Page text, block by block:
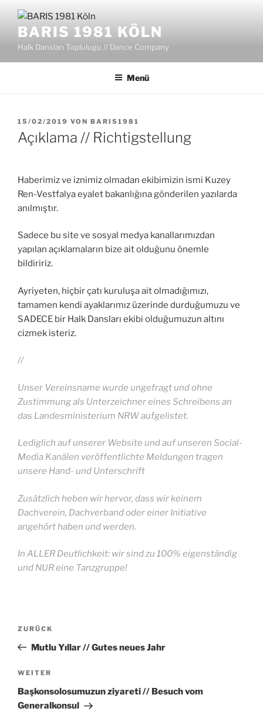
Inhalt
springenBARIS 1981 KÖLN
Halk Dansları Toplulugu // Dance Company
Menü
VERÖFFENTLICHT
AM
15/02/2019 VON BARIS1981
Açıklama // Richtigstellung
Haberimiz ve iznimiz olmadan ekibimizin ismi Kuzey
Ren-Vestfalya eyalet bakanlığına gönderilen yazılarda
anılmıştır.
Sadece bu site ve sosyal medya kanallarımızdan
yapılan açıklamaların bize ait olduğunu önemle
bildiririz.
Ayriyeten, hiçbir çatı kuruluşa ait olmadığımızı,
tamamen kendi ayaklarımız üzerinde durduğumuzu ve
SADECE bir Halk Dansları ekibi olduğumuzun altını
cizmek isteriz.
//
Unser Vereinsname wurde ungefragt und ohne
Zustimmung als Unterzeichner eines Schreibens an
das Landesministerium NRW aufgelistet.
Lediglich auf unserer Website und auf unseren Social-
Media Kanälen veröffentlichte Meldungen tragen
unsere Hand- und Unterschrift
Zusätzlich heben wir hervor, dass wir keinem
Dachverein, Dachverband oder einer Initiative
angehört haben und werden.
In ALLER Deutlichkeit: wir sind zu 100% eigenständig
und NUR eine Tanzgruppe!
Beitragsnavigation
Vorheriger
Beitrag
ZURÜCK
Mutlu Yıllar // Gutes neues Jahr
Nächster
Beitrag
WEITER
Başkonsolosumuzun ziyareti // Besuch vom
Generalkonsul